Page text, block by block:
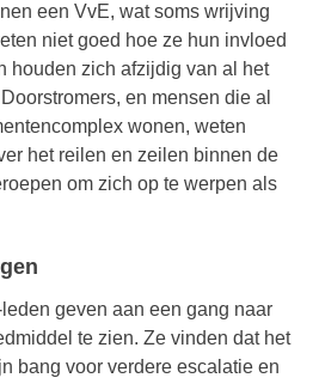
een VvE, wat soms wrijving
niet goed hoe ze hun invloed
houden zich afzijdig van al het
en mensen die al
wonen, weten
het reilen en zeilen binnen de
om zich op te werpen als
geven aan een gang naar
te zien. Ze vinden dat het
bang voor verdere escalatie en